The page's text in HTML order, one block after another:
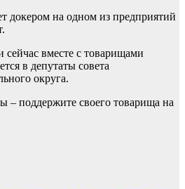
докером на одном из предприятий
вместе с товарищами
в депутаты совета
округа.
– поддержите своего товарища на